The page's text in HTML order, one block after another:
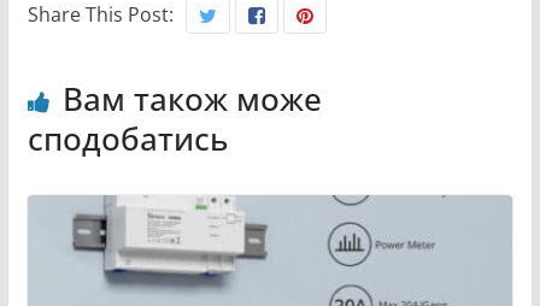
Share This Post:
Вам також може
сподобатись